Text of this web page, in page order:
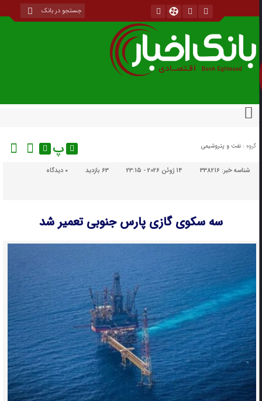
گروه : نفت و پتروشیمی پ
شناسه خبر:338216 14 ژوئن 2026 - 23:15 63 بازدید دیدگاه
سه سکوی گازی پارس جنوبی تعمیر شد